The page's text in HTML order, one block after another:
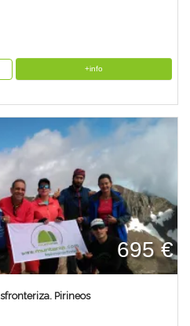
+info
695 €
Pirineos